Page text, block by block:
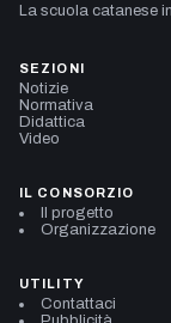
La scuola catanese
SEZIONI
Notizie
Normativa
Didattica
Video
IL CONSORZIO
Il progetto
Organizzazione
UTILITY
Contattaci